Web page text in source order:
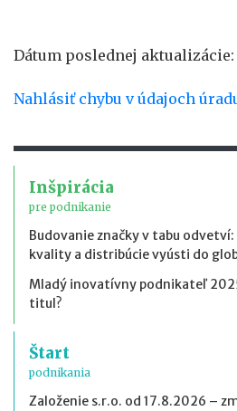
Dátum poslednej aktualizácie:
Nahlásiť chybu v údajoch
Inšpirácia
pre podnikanie
Budovanie značky v tabu
kvality a distribúcie vyústi do
Mladý inovatívny podnikateľ
titul?
Štart
podnikania
Založenie s.r.o. od 17.8.2026 –